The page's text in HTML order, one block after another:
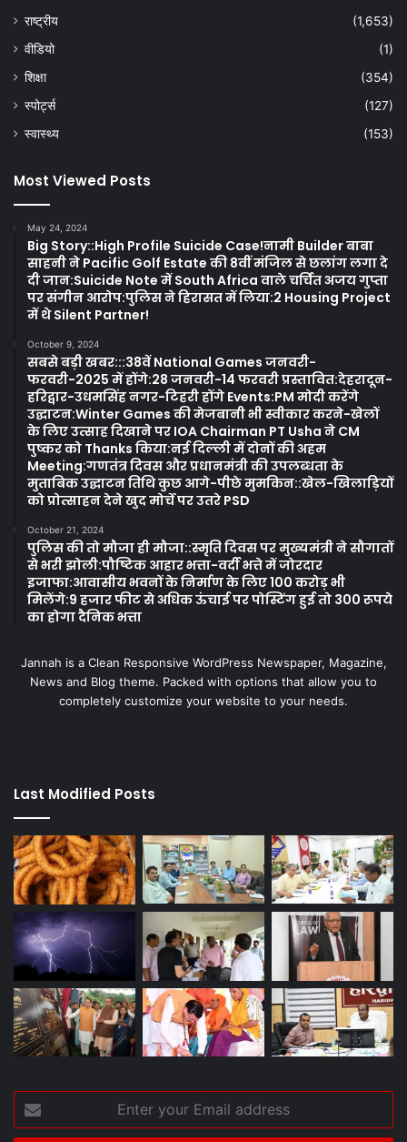
राष्ट्रीय
(1,653)
वीडियो
(1)
शिक्षा
(354)
स्पोर्ट्स
(127)
स्वास्थ्य
(153)
Most Viewed Posts
May 24, 2024
Big Story::High Profile Suicide Case!नामी Builder बाबा
साहनी ने Pacific Golf Estate की 8वीं मंजिल से छलांग लगा दे
दी जान:Suicide Note में South Africa वाले चर्चित अजय गुप्ता
पर संगीन आरोप:पुलिस ने हिरासत में लिया:2 Housing Project
में थे Silent Partner!
October 9, 2024
सबसे बड़ी खबर:::38वें National Games जनवरी-
फरवरी-2025 में होंगे:28 जनवरी-14 फरवरी प्रस्तावित:देहरादून-
हरिद्वार-उधमसिंह नगर-टिहरी होंगे Events:PM मोदी करेंगे
उद्घाटन:Winter Games की मेजबानी भी स्वीकार करने-खेलों
के लिए उत्साह दिखाने पर IOA Chairman PT Usha ने CM
पुष्कर को Thanks किया:नई दिल्ली में दोनों की अहम
Meeting:गणतंत्र दिवस और प्रधानमंत्री की उपलब्धता के
मुताबिक उद्घाटन तिथि कुछ आगे-पीछे मुमकिन::खेल-खिलाड़ियों
को प्रोत्साहन देने खुद मोर्चे पर उतरे PSD
October 21, 2024
पुलिस की तो मौजा ही मौजा::स्मृति दिवस पर मुख्यमंत्री ने सौगातों
से भरी झोली:पौष्टिक आहार भत्ता-वर्दी भत्ते में जोरदार
इजाफा:आवासीय भवनों के निर्माण के लिए 100 करोड़ भी
मिलेंगे:9 हजार फीट से अधिक ऊंचाई पर पोस्टिंग हुई तो 300 रूपये
का होगा दैनिक भत्ता
Jannah is a Clean Responsive WordPress Newspaper, Magazine,
News and Blog theme. Packed with options that allow you to
completely customize your website to your needs.
Last Modified Posts
your
Email